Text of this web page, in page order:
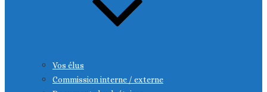
Vos élus
Commission interne / externe